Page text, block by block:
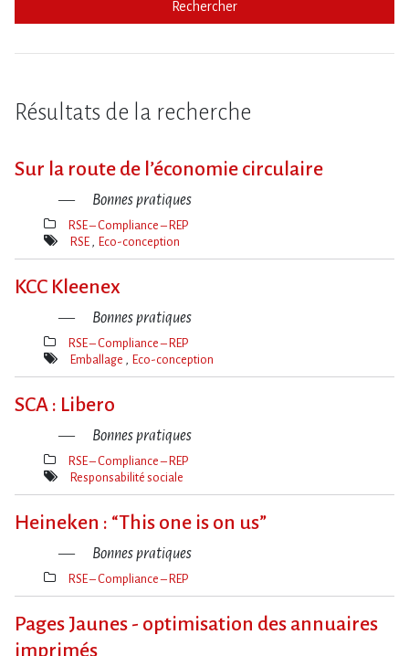
Rechercher
Résultats de la recherche
Sur la route de l​‌’économie circulaire
Bonnes pratiques
Thèmes(s)
RSE – Compliance – REP
Mot(s)-
RSE Eco-conception
KCC Kleenex
Bonnes pratiques
Thèmes(s)
RSE – Compliance – REP
Mot(s)-
Emballage Eco-conception
SCA : Libero
Bonnes pratiques
Thèmes(s)
RSE – Compliance – REP
Mot(s)-
Responsabilité sociale
Heineken : “This one is on us”
Bonnes pratiques
Thèmes(s)
RSE – Compliance – REP
Pages Jaunes - optimisation des annuaires
imprimés